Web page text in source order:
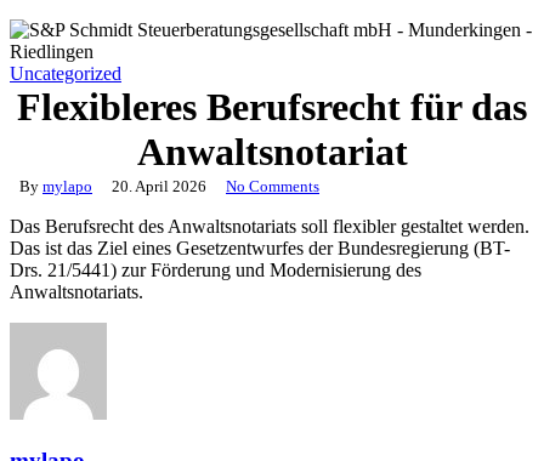
Uncategorized
Flexibleres Berufsrecht für das
Anwaltsnotariat
By mylapo 20. April 2026 No Comments
Das Berufsrecht des Anwaltsnotariats soll flexibler gestaltet werden.
Das ist das Ziel eines Gesetzentwurfes der Bundesregierung (BT-
Drs. 21/5441) zur Förderung und Modernisierung des
Anwaltsnotariats.